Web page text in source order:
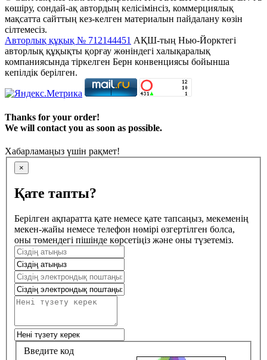
көшіру, сондай-ақ автордың келісімінсіз, коммерциялық
мақсатта сайттың кез-келген материалын пайдалану көзін
сілтемесіз.
Авторлық құқық № 712144451 АҚШ-тың Нью-Йорктегі
авторлық құқықты қорғау жөніндегі халықаралық
компаниясында тіркелген Берн конвенциясы бойынша
кепілдік берілген.
Thanks for your order!
We will contact you as soon as possible.
Хабарламаңыз үшін рақмет!
×
Қате тапты?
Берілген ақпаратта қате немесе қате тапсаңыз, мекеменің
мекен-жайы немесе телефон нөмірі өзгертілген болса,
оны төмендегі пішінде көрсетіңіз және оны түзетеміз.
Введите код